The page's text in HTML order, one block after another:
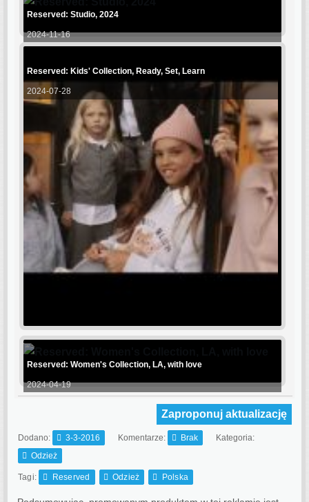
Reserved: Studio, 2024
2024-11-16
Reserved: Kids' Collection, Ready, Set, Learn
2024-07-28
Reserved: Women's Collection, LA, with love
2024-04-19
Zaproponuj aktualizację
Dodano: 3-3-2016 Komentarze: Brak
Kategoria:
Odzież
Tagi: Reserved Odzież Polska